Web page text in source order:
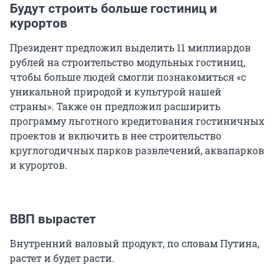
Будут строить больше гостиниц и
курортов
Президент предложил выделить 11 миллиардов
рублей на строительство модульных гостиниц,
чтобы больше людей смогли познакомиться «с
уникальной природой и культурой нашей
страны». Также он предложил расширить
программу льготного кредитования гостиничных
проектов и включить в нее строительство
круглогодичных парков развлечений, аквапарков
и курортов.
ВВП вырастет
Внутренний валовый продукт, по словам Путина,
растет и будет расти.